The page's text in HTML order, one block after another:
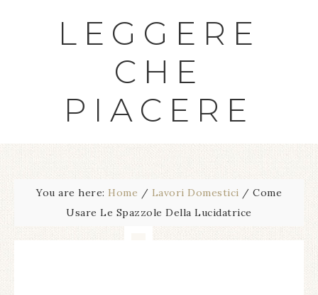
LEGGERE
CHE
PIACERE
You are here: Home / Lavori Domestici / Come
Usare Le Spazzole Della Lucidatrice